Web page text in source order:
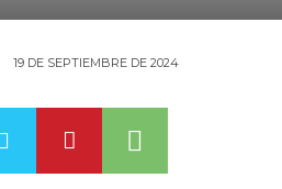
19 DE SEPTIEMBRE DE 2024